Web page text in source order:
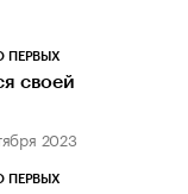
ПЕРВЫХ
своей
2023
ПЕРВЫХ